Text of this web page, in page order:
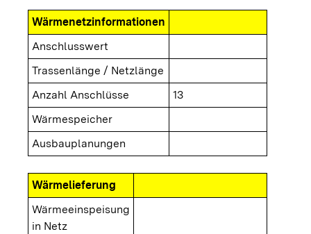
Wärmenetzinformationen
Anschlusswert
Trassenlänge / Netzlänge
Anzahl Anschlüsse
13
Wärmespeicher
Ausbauplanungen
Wärmelieferung
Wärmeeinspeisung
in Netz